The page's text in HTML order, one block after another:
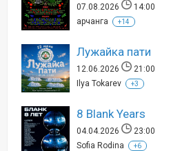
07.08.2026
14:00
арчанга
+14
Лужайка пати
12.06.2026
21:00
Ilya Tokarev
+3
8 Blank Years
04.04.2026
23:00
Sofia Rodina
+6